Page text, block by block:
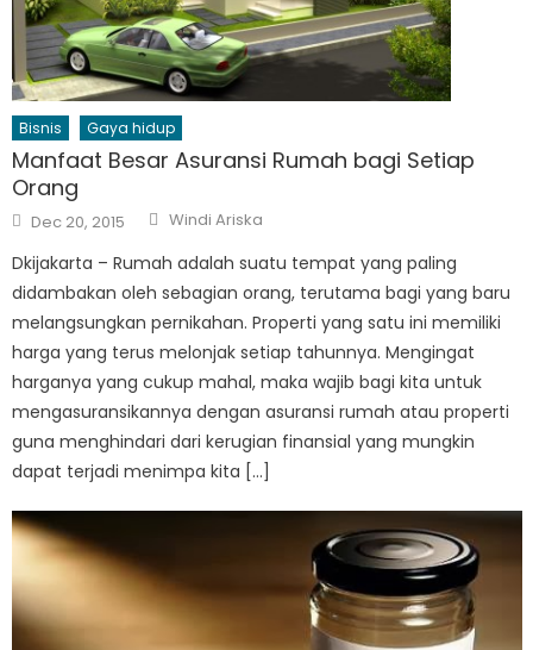
Bisnis Gaya hidup
Manfaat Besar Asuransi Rumah bagi Setiap
Orang
Posted
on
Dec 20, 2015 Author
Windi Ariska
Dkijakarta – Rumah adalah suatu tempat yang paling
didambakan oleh sebagian orang, terutama bagi yang baru
melangsungkan pernikahan. Properti yang satu ini memiliki
harga yang terus melonjak setiap tahunnya. Mengingat
harganya yang cukup mahal, maka wajib bagi kita untuk
mengasuransikannya dengan asuransi rumah atau properti
guna menghindari dari kerugian finansial yang mungkin
dapat terjadi menimpa kita […]